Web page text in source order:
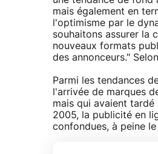
mais également en
l'optimisme par le
souhaitons assurer la
nouveaux formats
des annonceurs."
Parmi les tendances
l'arrivée de marques
mais qui avaient tardé
2005, la publicité en
confondues, à peine